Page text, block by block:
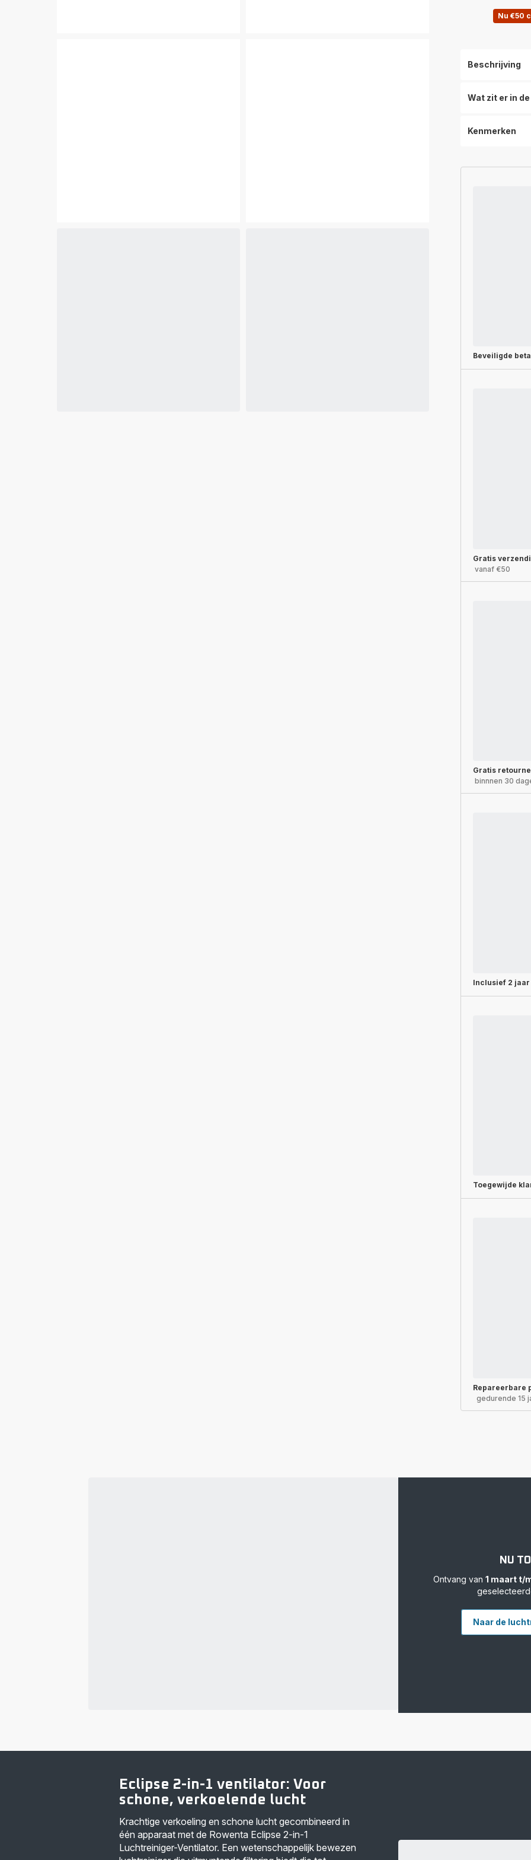
Nu €50
Beschrijving
Wat zit er in
Kenmerken
Beveiligde
Gratis
vanaf €50
Gratis
binnnen 30
Inclusief 2
Toegewijde
Repareerbare
gedurende 15
NU
Ontvang van1 maart t/
Naar de
Eclipse 2-in-1 ventilator: Voor
schone, verkoelende lucht
Krachtige verkoeling en schone lucht gecombineerd in
één apparaat met de Rowenta Eclipse 2-in-1
Luchtreiniger-Ventilator. Een wetenschappelijk bewezen